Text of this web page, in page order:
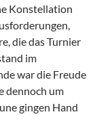
Konstellation
die das Turnier
im
war die Freude
dennoch um
gingen Hand